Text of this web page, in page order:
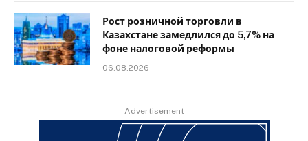
Рост розничной торговли в
Казахстане замедлился до 5,7% на
фоне налоговой реформы
06.08.2026
Advertisement